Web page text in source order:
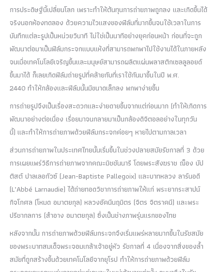
การประดิษฐ์นี้เปลี่ยนโลก เพราะทำให้ต้นทุนการถ่ายภาพถูกลง และเกิดขึ้นได้
จริงนอกห้องทดลอง ด้วยความไวแสงของฟิล์มที่มากขึ้นจนใช้เวลาในการ
บันทึกแต่ละรูปเป็นหน่วยวินาที ไม่ใช่เป็นนาทีอย่างยุคก่อนหน้า ก่อนที่จะถูก
พัฒนาต่อมาเป็นฟิล์มกระจกแบบแห้งที่สามารถพกพาไปใช้งานได้ในภายหลัง
จนเมื่อเทคโนโลยีเจริญขึ้นและมนุษย์สามารถผลิตแผ่นพลาสติกเซลลูลอยด์
ขึ้นมาได้ ก็เลยเกิดฟิล์มถ่ายรูปที่คล้ายกับที่เราใช้กันมาขึ้นในปี พ.ศ.
2440 ทำให้กล้องและฟิล์มนั้นมีขนาดเล็กลง พกพาง่ายขึ้น
การถ่ายรูปจึงเป็นเรื่องสะดวกและง่ายดายขึ้นจากแต่ก่อนมาก (ทำให้เกิดการ
พัฒนาอย่างต่อเนื่อง เรื่อยมาจนกลายมาเป็นกล้องดิจิตอลอย่างในทุกวัน
นี้) และทำให้การถ่ายภาพด้วยฟิล์มกระจกค่อยๆ หายไปตามกาลเวลา
ส่วนการถ่ายภาพในประเทศไทยนั้นเริ่มขึ้นในช่วงปลายสมัยรัชกาลที่ 3 ด้วย
การเผยแพร่วิธีการถ่ายภาพจากคณะมิชชันนารี โดยพระสังฆราช ฌ็อง บัป
ติสต์ ปาลเลอกัวซ์ (Jean-Baptiste Pallegoix) และบาทหลวง ลาร์นอดี
(L’Abbé Larnaudie) ได้ถ่ายทอดวิชาการถ่ายภาพให้แก่ พระยากระสาปน์
กิจโกศล (โหมด อมาตยกุล) หลวงอัคนีนฤมิตร (จิตร จิตราคนี) และพระ
ปรีชากลการ (สำอาง อมาตยกุล) ซึ่งเป็นช่างภาพรุ่นแรกของไทย
หลังจากนั้น การถ่ายภาพด้วยฟิล์มกระจกจึงเริ่มแพร่หลายมากขึ้นในรัชสมัย
ของพระบาทสมเด็จพระจอมเกล้าเจ้าอยู่หัว รัชกาลที่ 4 เนื่องจากสิ่งของล้ำ
สมัยที่ถูกสร้างขึ้นด้วยเทคโนโลยีจากยุโรป ทำให้การถ่ายภาพด้วยฟิล์ม